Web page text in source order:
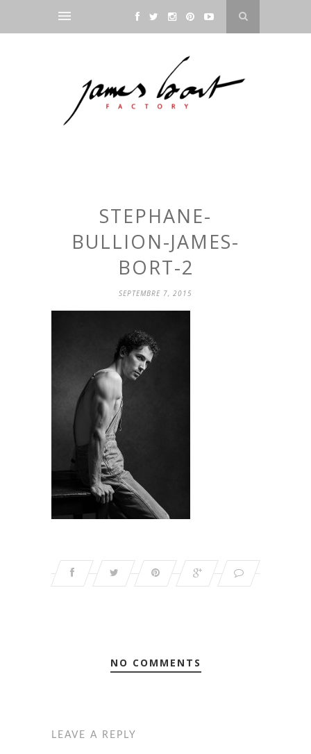
STEPHANE-
BULLION-JAMES-
BORT-2
SEPTEMBRE 7, 2015
NO COMMENTS
LEAVE A REPLY